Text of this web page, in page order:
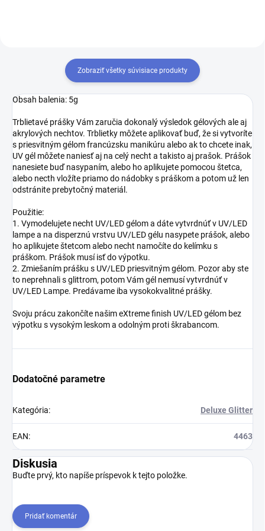
Zobraziť všetky súvisiace produkty
Obsah balenia: 5g
Trblietavé prášky Vám zaručia dokonalý výsledok gélových ale aj
akrylových nechtov. Trblietky môžete aplikovať buď, že si vytvoríte
s priesvitným gélom francúzsku manikúru alebo ak to chcete inak,
UV gél môžete naniesť aj na celý necht a takisto aj prašok. Prášok
nanesiete buď nasypaním, alebo ho aplikujete pomocou štetca,
alebo necth vložíte priamo do nádobky s práškom a potom už len
odstránite prebytočný materiál.
Použitie:
1. Vymodelujete necht UV/LED gélom a dáte vytvrdnúť v UV/LED
lampe a na disperznú vrstvu UV/LED gélu nasypete prášok, alebo
ho aplikujete štetcom alebo necht namočíte do kelímku s
práškom. Prášok musí isť do výpotku.
2. Zmiešaním prášku s UV/LED priesvitným gélom. Pozor aby ste
to neprehnali s glittrom, potom Vám gél nemusí vytvrdnúť v
UV/LED Lampe. Predávame iba vysokokvalitné prášky.
Svoju prácu zakončíte našim eXtreme finish UV/LED gélom bez
výpotku s vysokým leskom a odolným proti škrabancom.
Dodatočné parametre
Kategória: Deluxe Glitter
EAN: 4463
Diskusia
Buďte prvý, kto napíše príspevok k tejto položke.
Pridať komentár